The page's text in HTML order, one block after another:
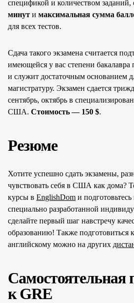
спецификой и количеством
минут и максимальная сумма
для всех тестов.
Сдача такого экзамена считается
имеющейся у вас степени
и служит достаточным основанием
магистратуру. Экзамен сдается
сентябрь, октябрь в
США. Стоимость — 150 $.
Резюме
Хотите успешно сдать экзамены,
чувствовать себя в США как дома?
курсы в EnglishDom и
специально разработанной
сделайте первый шаг навстречу
образованию! Также подготовиться
английскому можно на других
Самостоятельная
к GRE